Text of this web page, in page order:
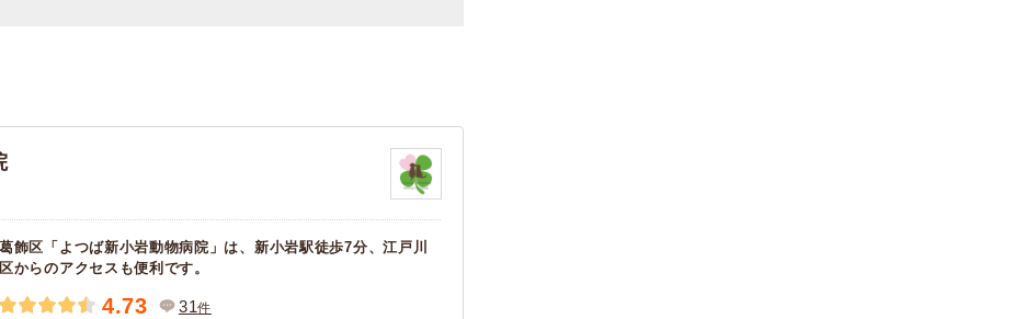
葛飾区「よつば新小岩動物病院」は、新小岩駅徒歩7分、江戸川
区からのアクセスも便利です。
4.73 31件